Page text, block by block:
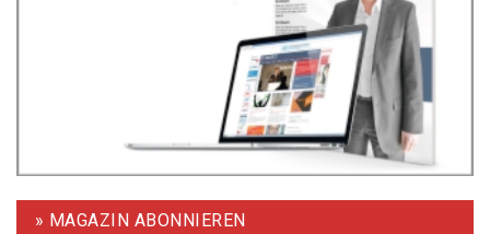
» MAGAZIN ABONNIEREN